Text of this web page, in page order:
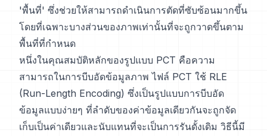
'พื้นที่' ซึ่งช่วยให้สามารถดำเนินการตัดที่ซับซ้อนมากขึ้น
โดยที่เฉพาะบางส่วนของภาพเท่านั้นที่จะถูกวาดขึ้นตาม
พื้นที่ที่กำหนด
หนึ่งในคุณสมบัติหลักของรูปแบบ PCT คือความ
สามารถในการบีบอัดข้อมูลภาพ ไฟล์ PCT ใช้ RLE
(Run-Length Encoding) ซึ่งเป็นรูปแบบการบีบอัด
ข้อมูลแบบง่ายๆ ที่ลำดับของค่าข้อมูลเดียวกันจะถูกจัด
เก็บเป็นค่าเดียวและนับแทนที่จะเป็นการรันดั้งเดิม วิธีนี้มี